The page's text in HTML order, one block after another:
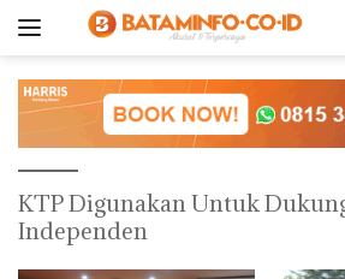
KTP Digunakan Untuk
Independen